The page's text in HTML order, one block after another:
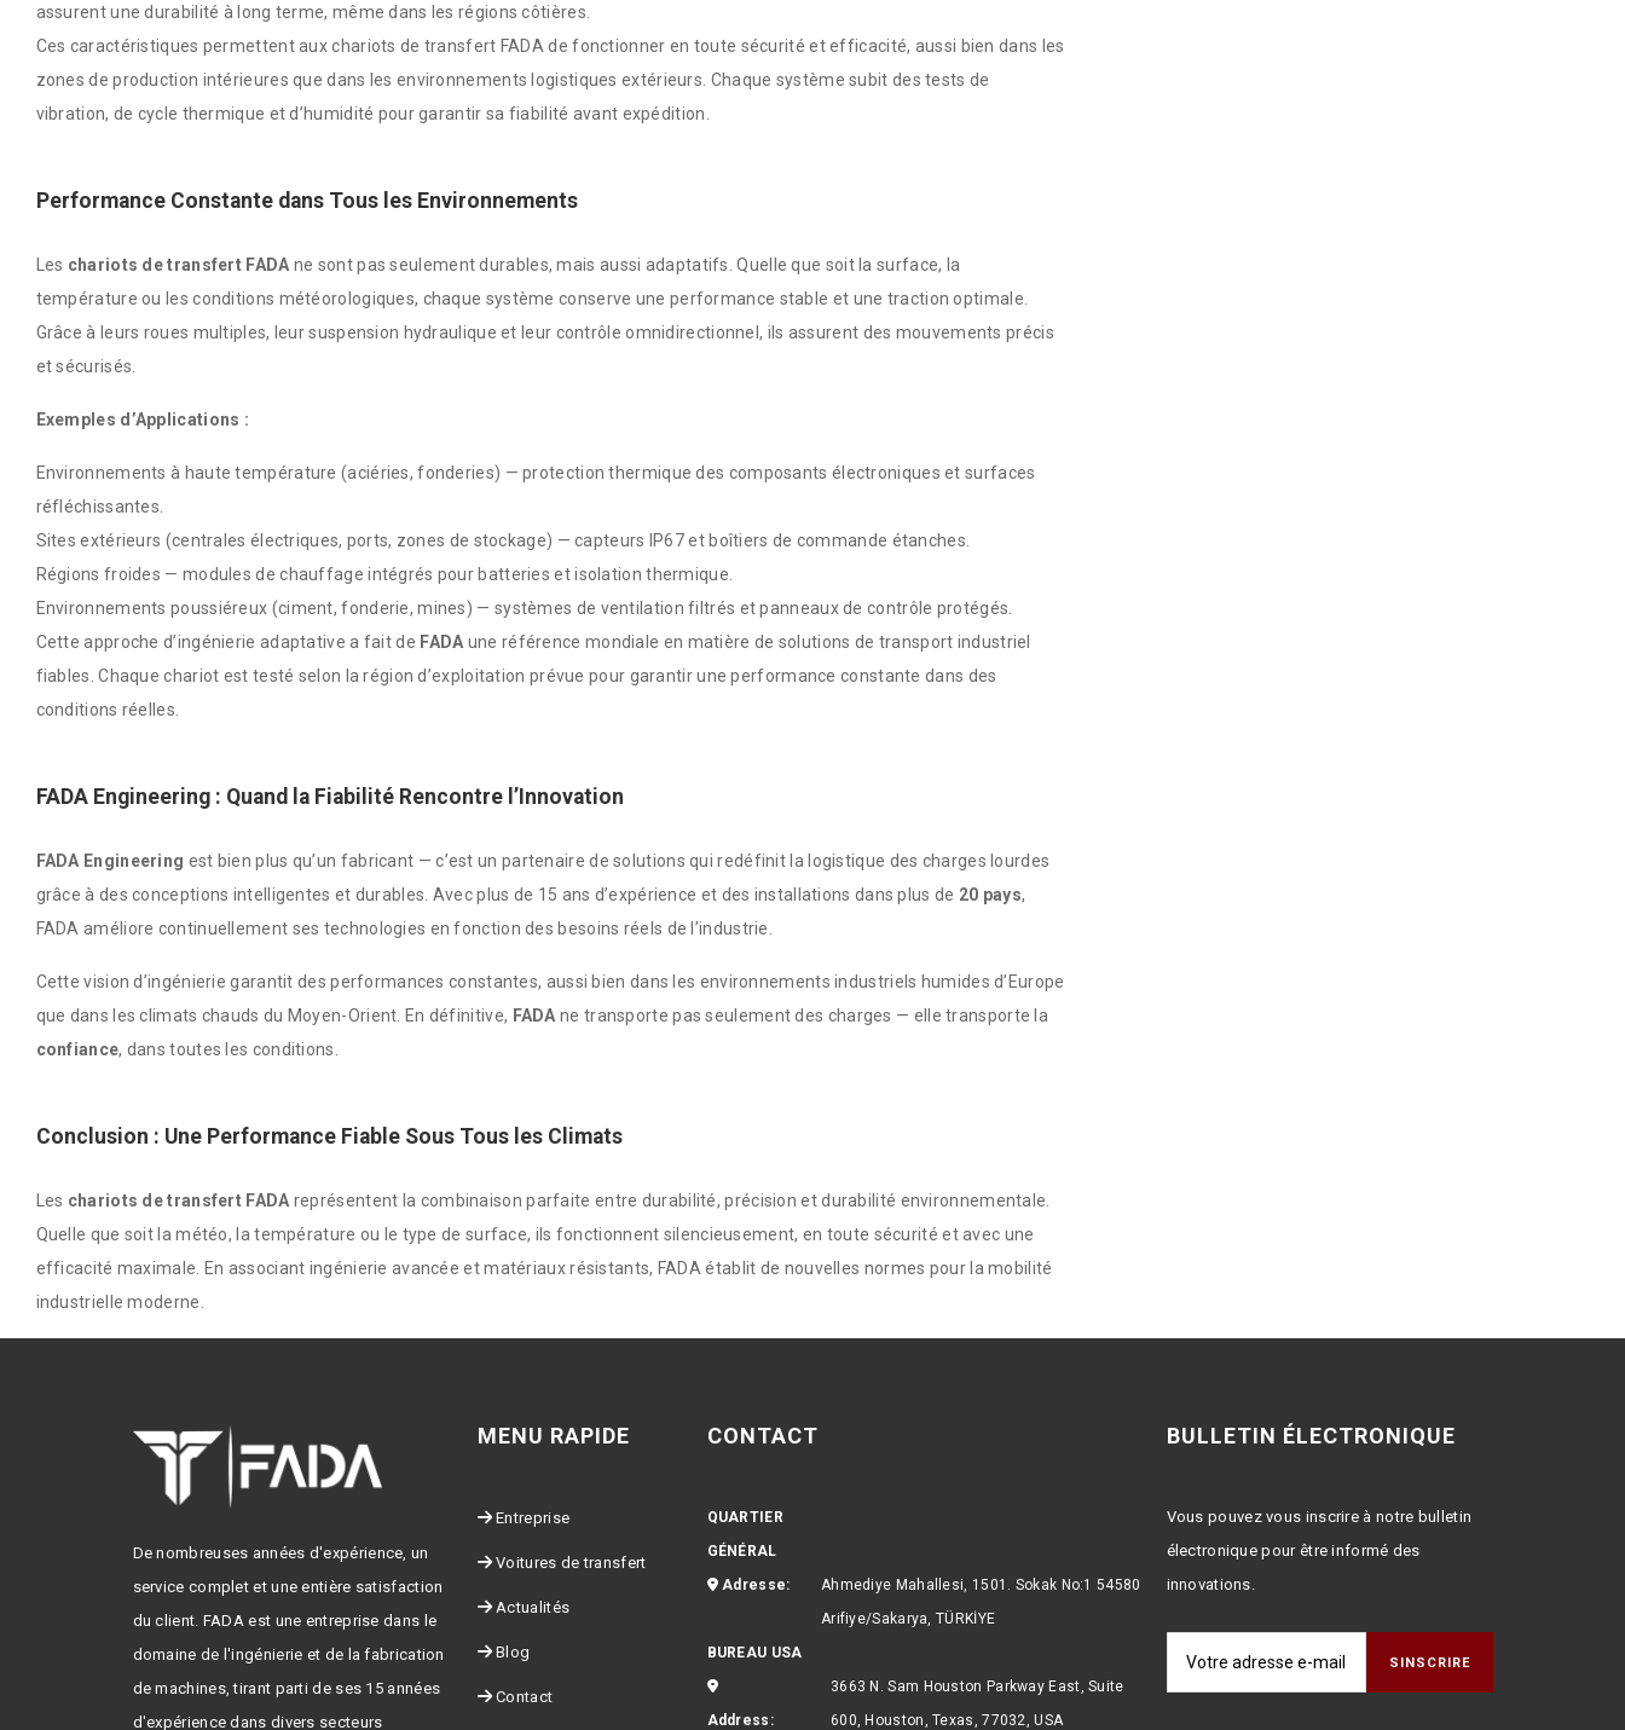
assurent une durabilité à long terme, même dans les régions côtières.
Ces caractéristiques permettent aux chariots de transfert FADA de fonctionner en toute sécurité et efficacité, aussi bien dans les
zones de production intérieures que dans les environnements logistiques extérieurs. Chaque système subit des tests de
vibration, de cycle thermique et d’humidité pour garantir sa fiabilité avant expédition.
Performance Constante dans Tous les Environnements
Les chariots de transfert FADA ne sont pas seulement durables, mais aussi adaptatifs. Quelle que soit la surface, la
température ou les conditions météorologiques, chaque système conserve une performance stable et une traction optimale.
Grâce à leurs roues multiples, leur suspension hydraulique et leur contrôle omnidirectionnel, ils assurent des mouvements précis
et sécurisés.
Exemples d’Applications :
Environnements à haute température (aciéries, fonderies) — protection thermique des composants électroniques et surfaces
réfléchissantes.
Sites extérieurs (centrales électriques, ports, zones de stockage) — capteurs IP67 et boîtiers de commande étanches.
Régions froides — modules de chauffage intégrés pour batteries et isolation thermique.
Environnements poussiéreux (ciment, fonderie, mines) — systèmes de ventilation filtrés et panneaux de contrôle protégés.
Cette approche d’ingénierie adaptative a fait de FADA une référence mondiale en matière de solutions de transport industriel
fiables. Chaque chariot est testé selon la région d’exploitation prévue pour garantir une performance constante dans des
conditions réelles.
FADA Engineering : Quand la Fiabilité Rencontre l’Innovation
FADA Engineering est bien plus qu’un fabricant — c’est un partenaire de solutions qui redéfinit la logistique des charges lourdes
grâce à des conceptions intelligentes et durables. Avec plus de 15 ans d’expérience et des installations dans plus de 20 pays,
FADA améliore continuellement ses technologies en fonction des besoins réels de l’industrie.
Cette vision d’ingénierie garantit des performances constantes, aussi bien dans les environnements industriels humides d’Europe
que dans les climats chauds du Moyen-Orient. En définitive, FADA ne transporte pas seulement des charges — elle transporte la
confiance, dans toutes les conditions.
Conclusion : Une Performance Fiable Sous Tous les Climats
Les chariots de transfert FADA représentent la combinaison parfaite entre durabilité, précision et durabilité environnementale.
Quelle que soit la météo, la température ou le type de surface, ils fonctionnent silencieusement, en toute sécurité et avec une
efficacité maximale. En associant ingénierie avancée et matériaux résistants, FADA établit de nouvelles normes pour la mobilité
industrielle moderne.
De nombreuses années d'expérience, un
service complet et une entière satisfaction
du client. FADA est une entreprise dans le
domaine de l'ingénierie et de la fabrication
de machines, tirant parti de ses 15 années
d'expérience dans divers secteurs
MENU RAPIDE
Entreprise
Voitures de transfert
Actualités
Blog
Contact
CONTACT
QUARTIER
GÉNÉRAL
Adresse:
Ahmediye Mahallesi, 1501. Sokak No:1 54580
Arifiye/Sakarya, TÜRKİYE
BUREAU USA
Address:
3663 N. Sam Houston Parkway East, Suite
600, Houston, Texas, 77032, USA
BULLETIN ÉLECTRONIQUE
Vous pouvez vous inscrire à notre bulletin
électronique pour être informé des
innovations.